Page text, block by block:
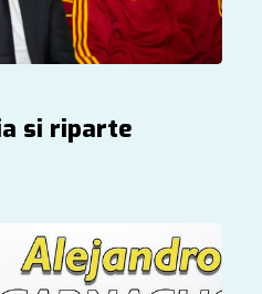
si riparte